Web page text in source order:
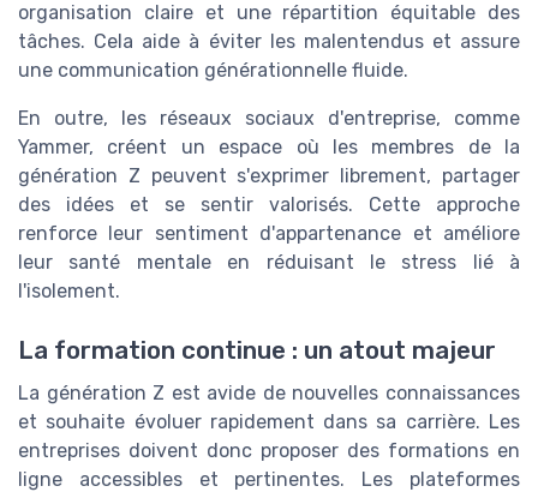
organisation claire et une répartition équitable des
tâches. Cela aide à éviter les malentendus et assure
une communication générationnelle fluide.
En outre, les réseaux sociaux d'entreprise, comme
Yammer, créent un espace où les membres de la
génération Z peuvent s'exprimer librement, partager
des idées et se sentir valorisés. Cette approche
renforce leur sentiment d'appartenance et améliore
leur santé mentale en réduisant le stress lié à
l'isolement.
La formation continue : un atout majeur
La génération Z est avide de nouvelles connaissances
et souhaite évoluer rapidement dans sa carrière. Les
entreprises doivent donc proposer des formations en
ligne accessibles et pertinentes. Les plateformes